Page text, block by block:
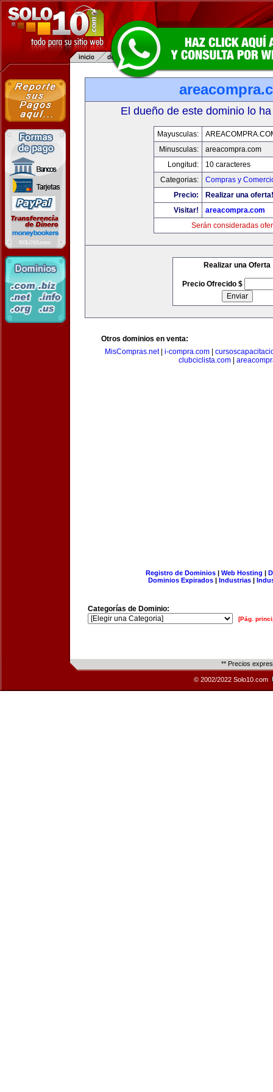
El dueño de este dominio lo
Mayusculas:
Minusculas:
areacompra.com
Longitud:
10 caracteres
Categorias:
Compras y
Precio:
Realizar una oferta!
Visitar!
areacompra.com
Serán consideradas
Realizar una Oferta
Precio Ofrecido $
Otros dominios en venta:
MisCompras.net| i-compra.com|
clubciclista.com|
Registro de Dominios| Web Hosting |
Dominios Expirados | Industrias |
Categorías de Dominio:
[Pág.
** Precios
© 2002/2022 Solo10.com